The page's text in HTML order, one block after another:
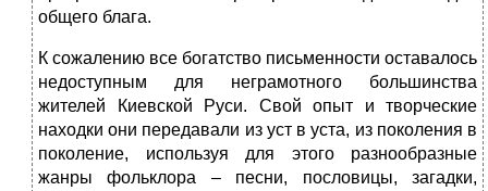
общего блага.
К сожалению все богатство письменности оставалось
недоступным для неграмотного большинства
жителей Киевской Руси. Свой опыт и творческие
находки они передавали из уст в уста, из поколения в
поколение, используя для этого разнообразные
жанры фольклора – песни, пословицы, загадки,